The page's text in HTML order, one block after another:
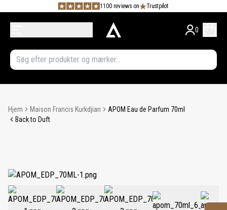
1100 reviews on Trustpilot
0
Hjem Maison Francis Kurkdjian
APOM Eau de Parfum 70ml
Back to Duft